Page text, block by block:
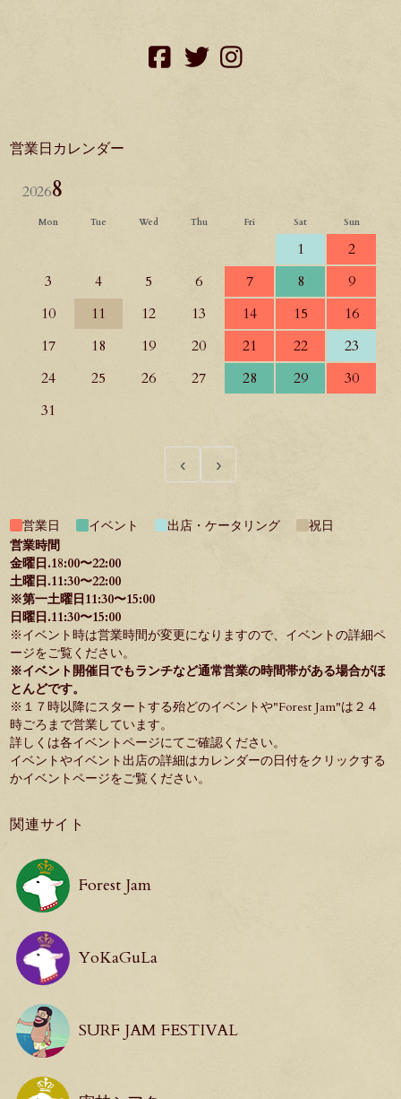
営業日カレンダー
20268
Mon Tue Wed Thu Fri Sat Sun
1
2
3
4 5 6 7 8
9
10
11 12 13 14 15
16
17
18 19 20 21 22
23
24
25 26 27 28 29
30
31
‹ ›
営業日 イベント 出店・ケータリング
祝日
営業時間
金曜日.18:00〜22:00
土曜日.11:30〜22:00
※第一土曜日11:30〜15:00
日曜日.11:30〜15:00
※イベント時は営業時間が変更になりますので、イベントの詳細ペ
ージをご覧ください。
※イベント開催日でもランチなど通常営業の時間帯がある場合がほ
とんどです。
※１７時以降にスタートする殆どのイベントや"Forest Jam"は２４
時ごろまで営業しています。
詳しくは各イベントページにてご確認ください。
イベントやイベント出店の詳細はカレンダーの日付をクリックする
かイベントページをご覧ください。
関連サイト
Forest Jam
YoKaGuLa
SURF JAM FESTIVAL